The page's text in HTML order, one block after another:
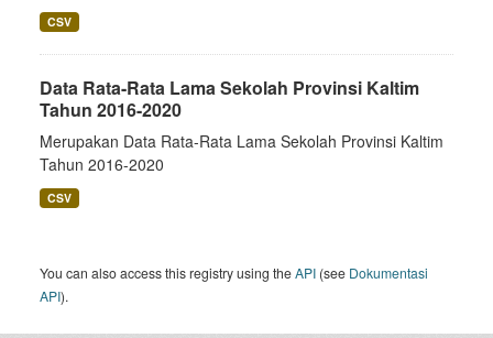
CSV
Data Rata-Rata Lama Sekolah Provinsi Kaltim
Tahun 2016-2020
Merupakan Data Rata-Rata Lama Sekolah Provinsi Kaltim
Tahun 2016-2020
CSV
You can also access this registry using theAPI (see Dokumentasi
API).